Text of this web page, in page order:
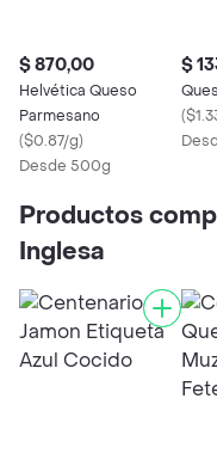
$ 870,00
Helvética Queso
Parmesano
($0.87/g)
Desde 500g
$
(
Productos
Inglesa